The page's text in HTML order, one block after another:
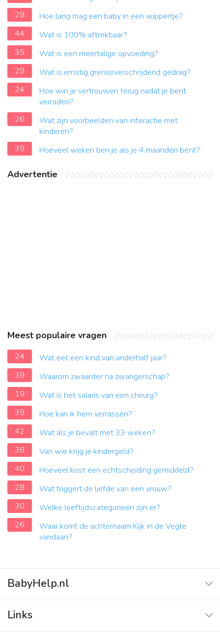
29
Hoe lang mag een baby in een wippertje?
44
Wat is 100% aftrekbaar?
35
Wat is een meertalige opvoeding?
29
Wat is ernstig grensoverschrijdend gedrag?
24
Hoe win je vertrouwen terug nadat je bent
verraden?
26
Wat zijn voorbeelden van interactie met
kinderen?
39
Hoeveel weken ben je als je 4 maanden bent?
Advertentie
Meest populaire vragen
24
Wat eet een kind van anderhalf jaar?
39
Waarom zwaarder na zwangerschap?
19
Wat is het salaris van een chirurg?
39
Hoe kan ik hem verrassen?
42
Wat als je bevalt met 33 weken?
38
Van wie krijg je kindergeld?
40
Hoeveel kost een echtscheiding gemiddeld?
28
Wat triggert de liefde van een vrouw?
30
Welke leeftijdscategorieën zijn er?
26
Waar komt de achternaam Kijk in de Vegte
vandaan?
BabyHelp.nl
Vraag & Antwoord
Links